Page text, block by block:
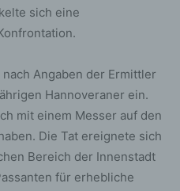
sich eine
Angaben der Ermittler
Hannoveraner ein.
mit einem Messer auf den
Die Tat ereignete sich
Bereich der Innenstadt
für erhebliche